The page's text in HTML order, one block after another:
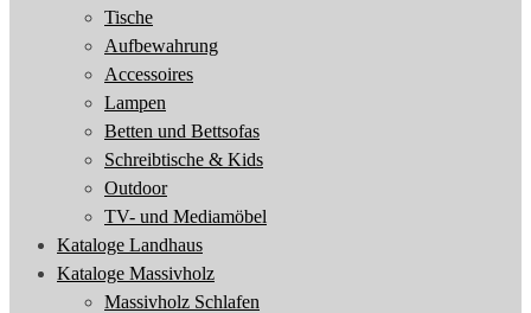
Tische
Aufbewahrung
Accessoires
Lampen
Betten und Bettsofas
Schreibtische & Kids
Outdoor
TV- und Mediamöbel
Kataloge Landhaus
Kataloge Massivholz
Massivholz Schlafen